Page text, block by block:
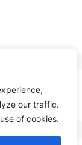
our traffic.
of cookies.